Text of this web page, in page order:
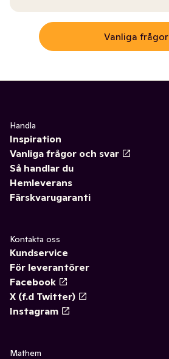
Vanliga frågor
Handla
Inspiration
Vanliga frågor och svar
Så handlar du
Hemleverans
Färskvarugaranti
Kontakta oss
Kundservice
För leverantörer
Facebook
X (f.d Twitter)
Instagram
Mathem